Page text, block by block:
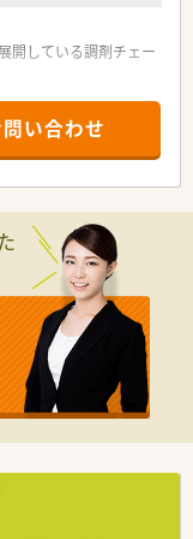
開している調剤チェー
やりたいことにチャ
働きやすさを追求し
休2日制への転換も可
が通院されます。
い合わせ